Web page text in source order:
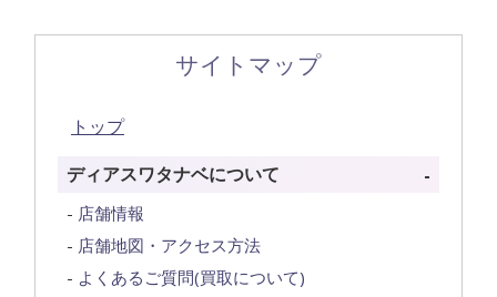
サイトマップ
トップ
ディアスワタナベについて
店舗情報
店舗地図・アクセス方法
よくあるご質問(買取について)